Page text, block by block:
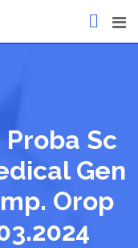
Sc
Gen
Orop